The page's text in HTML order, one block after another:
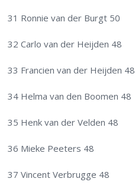
31 Ronnie van der Burgt 50
32 Carlo van der Heijden 48
33 Francien van der Heijden 48
34 Helma van den Boomen 48
35 Henk van der Velden 48
36 Mieke Peeters 48
37 Vincent Verbrugge 48